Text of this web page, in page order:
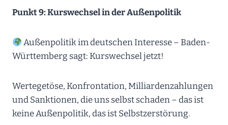
Punkt 9: Kurswechsel in der Außenpolitik
Außenpolitik im deutschen Interesse – Baden-
Württemberg sagt: Kurswechsel jetzt!
Wertegetöse, Konfrontation, Milliardenzahlungen
und Sanktionen, die uns selbst schaden – das ist
keine Außenpolitik, das ist Selbstzerstörung.